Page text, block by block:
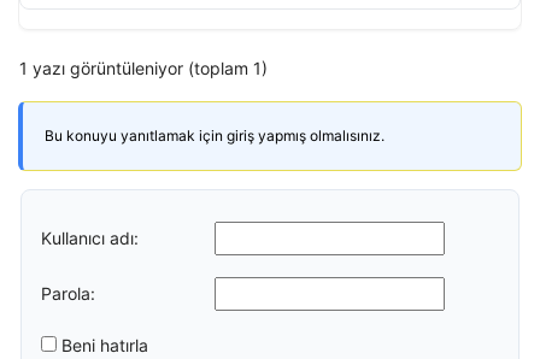
1 yazı görüntüleniyor (toplam 1)
Bu konuyu yanıtlamak için giriş yapmış olmalısınız.
Kullanıcı adı:
Parola:
Beni hatırla